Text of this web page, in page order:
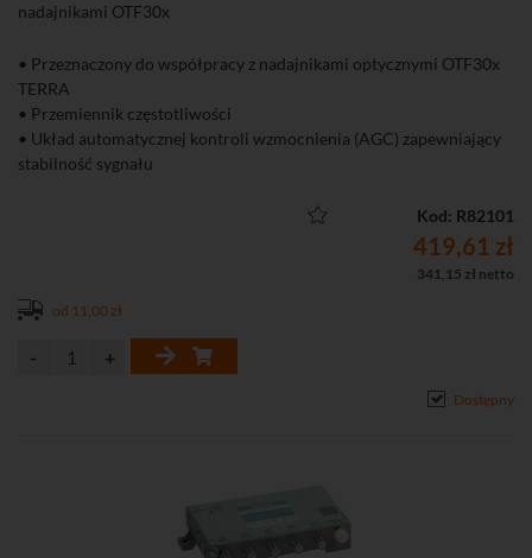
nadajnikami OTF30x
• Przeznaczony do współpracy z nadajnikami optycznymi OTF30x
TERRA
• Przemiennik częstotliwości
• Układ automatycznej kontroli wzmocnienia (AGC) zapewniający
stabilność sygnału
Kod: R82101
419,61 zł
341,15 zł netto
od 11,00 zł
Dostępny